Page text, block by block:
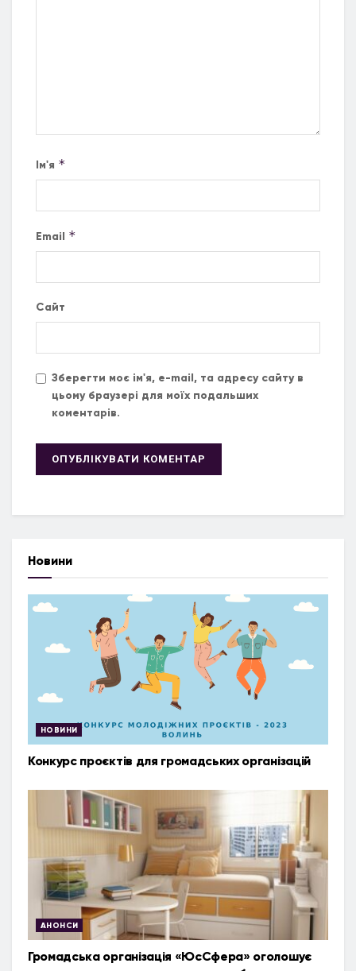
Ім'я *
Email *
Сайт
Зберегти моє ім'я, e-mail, та адресу сайту в
цьому браузері для моїх подальших
коментарів.
Новини
НОВИНИ
Конкурс проєктів для громадських організацій
АНОНСИ
Громадська організація «ЮсСфера» оголошує